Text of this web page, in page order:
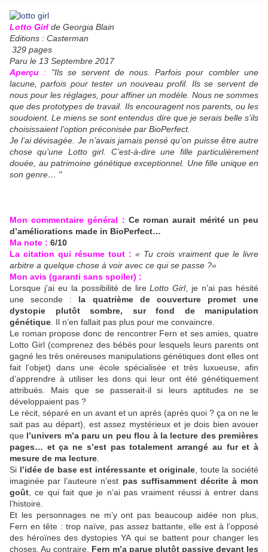
Lotto Girl de Georgia Blain
Editions : Casterman
329 pages
Paru le 13 Septembre 2017
Aperçu : "Ils se servent de nous. Parfois pour combler une
lacune, parfois pour tester un nouveau profil. Ils se servent de
nous pour les réglages, pour affiner un modèle. Nous ne sommes
que des prototypes de travail. Ils encouragent nos parents, ou les
soudoient. Le miens se sont entendus dire que je serais belle s’ils
choisissaient l’option préconisée par BioPerfect.
Je l’ai dévisagée. Je n’avais jamais pensé qu’on puisse être autre
chose qu’une Lotto girl. C’est-à-dire une fille particulièrement
douée, au patrimoine génétique exceptionnel. Une fille unique en
son genre… "
Mon commentaire général : Ce roman aurait mérité un peu
d’améliorations made in BioPerfect…
Ma note : 6/10
La citation qui résume tout : « Tu crois vraiment que le livre
arbitre a quelque chose à voir avec ce qui se passe ?»
Mon avis (garanti sans spoiler) :
Lorsque j’ai eu la possibilité de lireLotto Girl, je n’ai pas hésité
une seconde : la quatrième de couverture promet une
dystopie plutôt sombre, sur fond de manipulation
génétique . Il n’en fallait pas plus pour me convaincre.
Le roman propose donc de rencontrer Fern et ses amies, quatre
Lotto Girl (comprenez des bébés pour lesquels leurs parents ont
gagné les très onéreuses manipulations génétiques dont elles ont
fait l’objet) dans une école spécialisée et très luxueuse, afin
d’apprendre à utiliser les dons qui leur ont été génétiquement
attribués. Mais que se passerait-il si leurs aptitudes ne se
développaient pas ?
Le récit, séparé en un avant et un après (après quoi ? ça on ne le
sait pas au départ), est assez mystérieux et je dois bien avouer
que l’univers m’a paru un peu flou à la lecture des premières
pages… et ça ne s’est pas totalement arrangé au fur et à
mesure de ma lecture
Si l’idée de base est intéressante et originale , toute la société
imaginée par l’auteure n’est pas suffisamment décrite à mon
goût , ce qui fait que je n’ai pas vraiment réussi à entrer dans
l’histoire.
Et les personnages ne m’y ont pas beaucoup aidée non plus,
Fern en tête : trop naïve, pas assez battante, elle est à l’opposé
des héroïnes des dystopies YA qui se battent pour changer les
choses. Au contraire, Fern m’a parue plutôt passive devant les